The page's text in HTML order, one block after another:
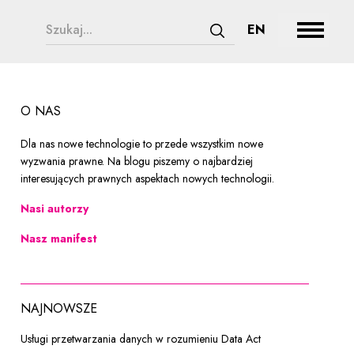
search form legend
Zatwierdź wyszukiwanie
EN CHANGERozwiń
O NAS
Dla nas nowe technologie to przede wszystkim nowe
wyzwania prawne. Na blogu piszemy o najbardziej
interesujących prawnych aspektach nowych technologii.
Nasi autorzy
Nasz manifest
NAJNOWSZE
Usługi przetwarzania danych w rozumieniu Data Act